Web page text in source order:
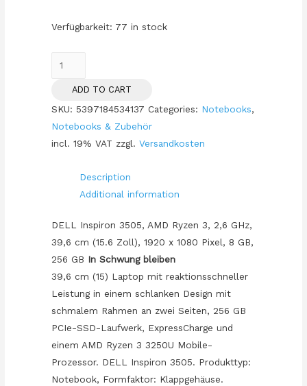
Verfügbarkeit: 77 in stock
3505
RYZ3-
3250U/8GB/256SSD/FHD/matt/W10Home
ADD TO CART
SKU: 5397184534137 Categories: Notebooks,
Notebooks & Zubehör
incl. 19% VAT zzgl.Versandkosten
Description
Additional information
DELL Inspiron 3505, AMD Ryzen 3, 2,6 GHz,
39,6 cm (15.6 Zoll), 1920 x 1080 Pixel, 8 GB,
256 GB In Schwung bleiben
39,6 cm (15) Laptop mit reaktionsschneller
Leistung in einem schlanken Design mit
schmalem Rahmen an zwei Seiten, 256 GB
PCIe-SSD-Laufwerk, ExpressCharge und
einem AMD Ryzen 3 3250U Mobile-
Prozessor. DELL Inspiron 3505. Produkttyp:
Notebook, Formfaktor: Klappgehäuse.